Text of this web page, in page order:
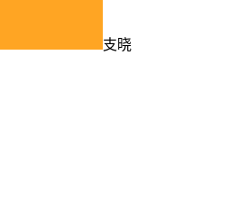
支晓